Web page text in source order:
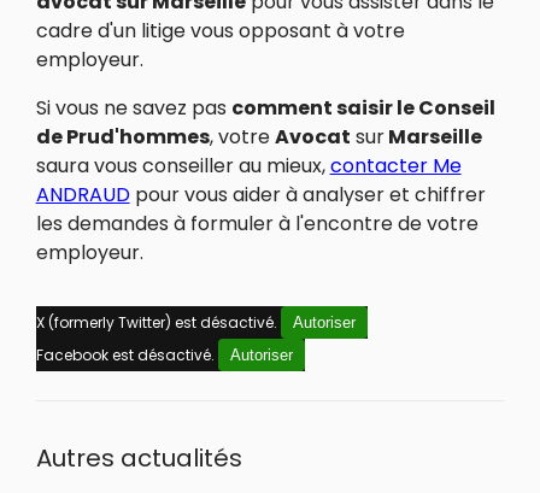
cadre d'un litige vous opposant à votre
employeur.
Si vous ne savez pas comment saisir le Conseil
de Prud'hommes, votreAvocat surMarseille
saura vous conseiller au mieux,contacter Me
ANDRAUDpour vous aider à analyser et chiffrer
les demandes à formuler à l'encontre de votre
employeur.
X (formerly Twitter) est désactivé. Autoriser
Facebook est désactivé. Autoriser
Autres actualités